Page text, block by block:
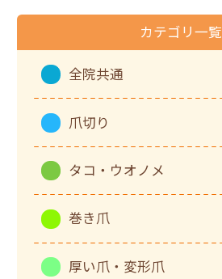
カテゴリ一覧
全院共通
爪切り
タコ・ウオノメ
巻き爪
厚い爪・変形爪